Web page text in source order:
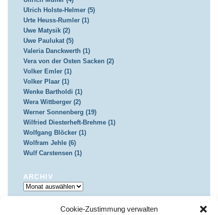
Cookie-Zustimmung verwalten
Ulrich Holste-Helmer (5)
Urte Heuss-Rumler (1)
Uwe Matysik (2)
Uwe Paulukat (5)
Valeria Danckwerth (1)
Vera von der Osten Sacken (2)
Volker Emler (1)
Volker Plaar (1)
Wenke Bartholdi (1)
Wera Wittberger (2)
Werner Sonnenberg (19)
Wilfried Diesterheft-Brehme (1)
Wolfgang Blöcker (1)
Wolfram Jehle (6)
Wulf Carstensen (1)
ARCHIV
Archiv
IMPRESSUM & DATENSCHUTZ